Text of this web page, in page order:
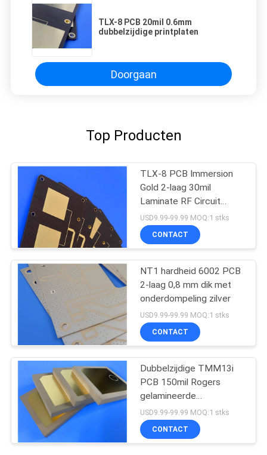
TLX-8 PCB 20mil 0.6mm
dubbelzijdige printplaten
Doorgaan
Top Producten
TLX-8 PCB Immersion
Gold 2-laag 30mil
Laminate RF Circuit
Board
USD9.99-99.99 MOQ:1 stks
CONTACT
NT1 hardheid 6002 PCB
2-laag 0,8 mm dik met
onderdompeling zilver
USD9.99-99.99 MOQ:1 stks
CONTACT
Dubbelzijdige TMM13i
PCB 150mil Rogers
gelamineerde
hoogfrequente circuits
USD9.99-99.99 MOQ:1 stks
CONTACT